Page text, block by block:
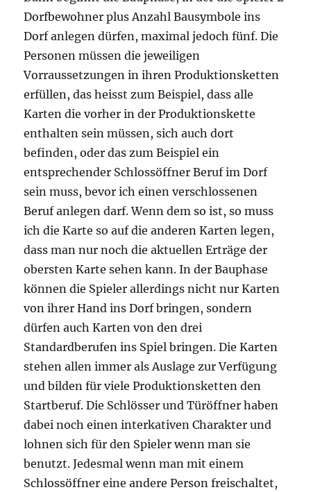
Dorfbewohner plus Anzahl Bausymbole ins
Dorf anlegen dürfen, maximal jedoch fünf. Die
Personen müssen die jeweiligen
Vorraussetzungen in ihren Produktionsketten
erfüllen, das heisst zum Beispiel, dass alle
Karten die vorher in der Produktionskette
enthalten sein müssen, sich auch dort
befinden, oder das zum Beispiel ein
entsprechender Schlossöffner Beruf im Dorf
sein muss, bevor ich einen verschlossenen
Beruf anlegen darf. Wenn dem so ist, so muss
ich die Karte so auf die anderen Karten legen,
dass man nur noch die aktuellen Erträge der
obersten Karte sehen kann. In der Bauphase
können die Spieler allerdings nicht nur Karten
von ihrer Hand ins Dorf bringen, sondern
dürfen auch Karten von den drei
Standardberufen ins Spiel bringen. Die Karten
stehen allen immer als Auslage zur Verfügung
und bilden für viele Produktionsketten den
Startberuf. Die Schlösser und Türöffner haben
dabei noch einen interkativen Charakter und
lohnen sich für den Spieler wenn man sie
benutzt. Jedesmal wenn man mit einem
Schlossöffner eine andere Person freischaltet,